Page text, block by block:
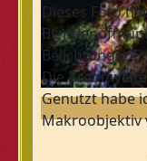
Dieses Foto
Die
Genutzt habe
Makroobjektiv